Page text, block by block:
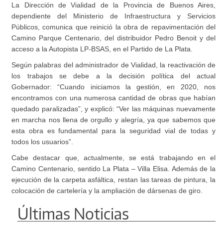
La Dirección de Vialidad de la Provincia de Buenos Aires,
dependiente del Ministerio de Infraestructura y Servicios
Públicos, comunica que reinició la obra de repavimentación del
Camino Parque Centenario, del distribuidor Pedro Benoit y del
acceso a la Autopista LP-BSAS, en el Partido de La Plata.
Según palabras del administrador de Vialidad, la reactivación de
los trabajos se debe a la decisión política del actual
Gobernador: “Cuando iniciamos la gestión, en 2020, nos
encontramos con una numerosa cantidad de obras que habían
quedado paralizadas”, y explicó: “Ver las máquinas nuevamente
en marcha nos llena de orgullo y alegría, ya que sabemos que
esta obra es fundamental para la seguridad vial de todas y
todos los usuarios”.
Cabe destacar que, actualmente, se está trabajando en el
Camino Centenario, sentido La Plata – Villa Elisa. Además de la
ejecución de la carpeta asfáltica, restan las tareas de pintura, la
colocación de cartelería y la ampliación de dársenas de giro.
Últimas Noticias